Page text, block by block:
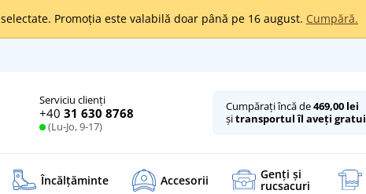
selectate. Promoția este valabilă doar până pe 16 august. Cumpără.
Serviciu clienți
+40 31 630 8768
(Lu-Jo, 9-17)
Cumpărați încă de469,00 lei
șitransportul îl aveți
Încălţăminte Accesorii Genți și
rucsacuri